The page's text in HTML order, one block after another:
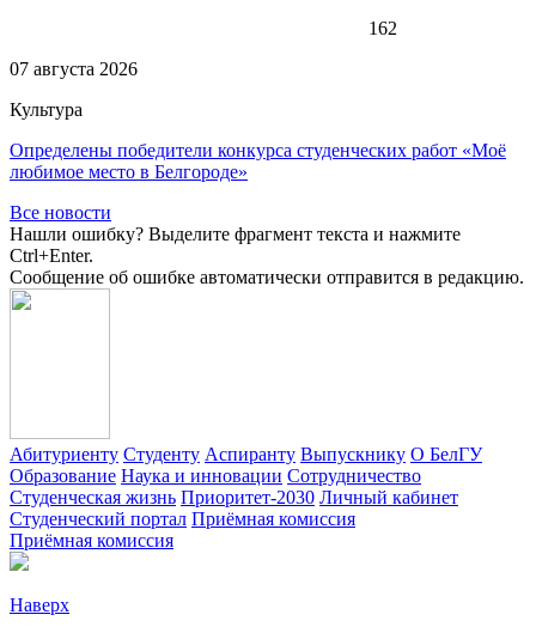
162
07 августа 2026
Культура
Определены победители конкурса студенческих работ «Моё
любимое место в Белгороде»
Все новости
Нашли ошибку? Выделите фрагмент текста и нажмите
Ctrl+Enter.
Сообщение об ошибке автоматически отправится в редакцию.
Абитуриенту Студенту Аспиранту Выпускнику О БелГУ
Образование Наука и инновации Сотрудничество
Студенческая жизнь Приоритет-2030 Личный кабинет
Студенческий портал Приёмная комиссия
Приёмная комиссия
Наверх